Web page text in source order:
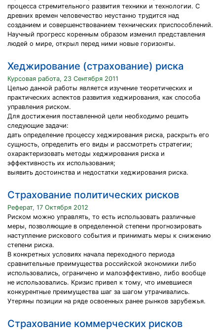
процесса стремительного развития техники и технологии. С
древних времен человечество неустанно трудится над
созданием и совершенствованием технических приспособлений.
Научный прогресс коренным образом изменил представления
людей о мире, открыл перед ними новые горизонты.
Хеджирование (страхование) риска
Курсовая работа, 23 Сентября 2011
Целью данной работы является изучение теоретических и
практических аспектов развития хеджирования, как способа
управления риском.
Для достижения поставленной цели необходимо решить
следующие задачи:
дать определение процессу хеджирования риска, раскрыть его
сущность, определить его виды и рассмотреть стратегии;
охарактеризовать методы хеджирования риска и
эффективность их использования;
выявить достоинства и недостатки хеджирования риска.
Страхование политических рисков
Реферат, 17 Октября 2012
Риском можно управлять, то есть использовать различные
меры, позволяющие в определенной степени прогнозировать
наступление рискового события и принимать меры к снижению
степени риска.
В конкретных условиях начала переходного периода
сравнительные преимущества российской экономики либо
использовались, ограничено и малоэффективно, либо вообще
не использовались. Кризис привел к тому, что имевшиеся
конкурентные преимущества шаг за шагом утрачивались.
Утеряны позиции на ряде освоенных ранее рынков зарубежья.
Страхование коммерческих рисков